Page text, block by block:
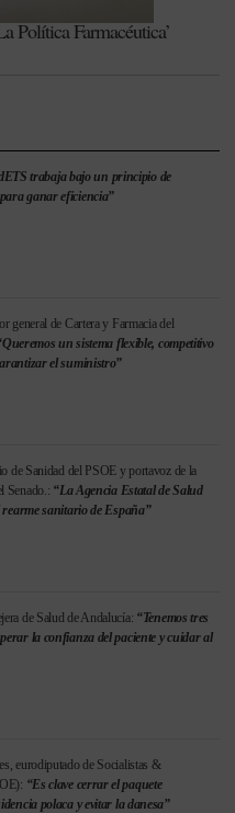
Política Farmacéutica’
trabaja bajo un principio de
ganar eficiencia”
general de Cartera y Farmacia del
un sistema flexible, competitivo
el suministro”
de Sanidad del PSOE y portavoz de la
Senado.: “La Agencia Estatal de Salud
rearme sanitario de España”
de Salud de Andalucía: “Tenemos tres
la confianza del paciente y cuidar al
eurodiputado de Socialistas &
“Es clave cerrar el paquete
polaca y evitar la danesa”